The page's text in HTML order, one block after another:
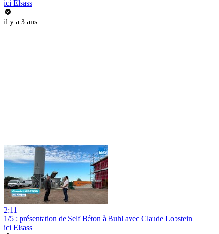
ici Elsass
il y a 3 ans
2:11
1/5 : présentation de Self Béton à Buhl avec Claude Lobstein
ici Elsass